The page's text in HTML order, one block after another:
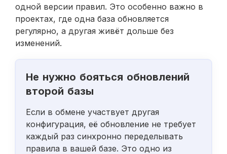
одной версии правил. Это особенно важно в
проектах, где одна база обновляется
регулярно, а другая живёт дольше без
изменений.
Не нужно бояться обновлений
второй базы
Если в обмене участвует другая
конфигурация, её обновление не требует
каждый раз синхронно переделывать
правила в вашей базе. Это одно из